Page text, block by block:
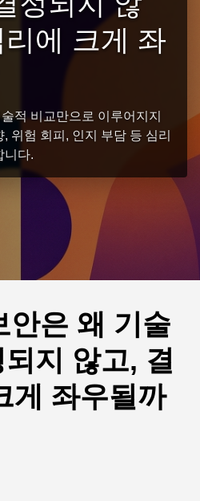
에 크게 좌
적 비교만으로 이루어지지
위험 회피, 인지 부담 등 심리
니다.
안은 왜 기술
지 않고, 결
게 좌우될까